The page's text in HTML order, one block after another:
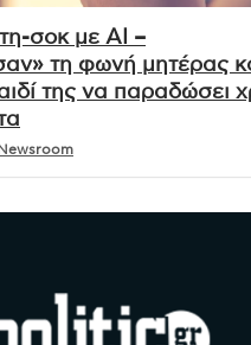
σοκ με AI –
τη φωνή μητέρας
της να παραδώσει
Newsroom